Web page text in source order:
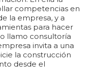
competencias en
la empresa, y a
para hacer
llamo consultoría
invita a una
la construcción
desde el